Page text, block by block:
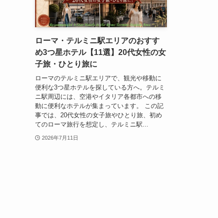
ローマ・テルミニ駅エリアのおすす
め3つ星ホテル【11選】20代女性の女
子旅・ひとり旅に
ローマのテルミニ駅エリアで、観光や移動に
便利な3つ星ホテルを探している方へ。テルミ
ニ駅周辺には、空港やイタリア各都市への移
動に便利なホテルが集まっています。 この記
事では、20代女性の女子旅やひとり旅、初め
てのローマ旅行を想定し、テルミニ駅...
2026年7月11日